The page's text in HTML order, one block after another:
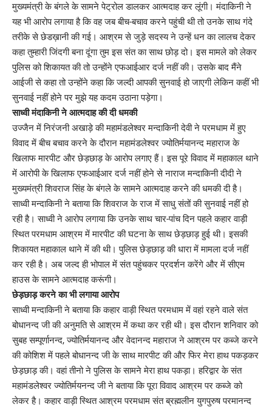
मुख्यमंत्री के बंगले के सामने पेट्रोल डालकर आत्मदाह कर लूंगी। मंदाकिनी ने
यह भी आरोप लगाया है कि वह जब बीच-बचाव करने पहुंची थी तो उनके साथ गंदे
तरीके से छेडख़ानी की गई। आश्रम से जुड़े सदस्य ने उन्हें धन का लालच देकर
कहा तुम्हारी जिंदगी बना दूंगा तुम इस संत का साथ छोड़ दो। इस मामले को लेकर
पुलिस को शिकायत की तो उन्होंने एफआईआर दर्ज नहीं की। उसके बाद मैंने
आईजी से कहा तो उन्होंने कहा कि जल्दी आपकी सुनवाई हो जाएगी लेकिन कहीं भी
सुनवाई नहीं होने पर मुझे यह कदम उठाना पड़ेगा।
साध्वी मंदाकिनी ने आत्मदाह की दी धमकी
उज्जैन में निरंजनी अखाड़े की महामंडलेश्वर मन्दाकिनी देवी ने परमधाम में हुए
विवाद में बीच बचाव करने के दौरान महामंडलेश्वर ज्योतिर्मयानन्द महाराज के
खिलाफ मारपीट और छेड़छाड़ के आरोप लगाए हैं। इस पूरे विवाद में महाकाल थाने
में आरोपी के खिलाफ एफआईआर दर्ज नहीं होने से नाराज मन्दाकिनी दीदी ने
मुख्यमंत्री शिवराज सिंह के बंगले के सामने आत्मदाह करने की धमकी दी है।
साध्वी मन्दाकिनी ने बताया कि शिवराज के राज में साधु संतों की सुनवाई नहीं हो
रही है। साध्वी ने आरोप लगाया कि उनके साथ चार-पांच दिन पहले कहार वाड़ी
स्थित परमधाम आश्रम में मारपीट की घटना के साथ छेड़छाड़ हुई थी। इसकी
शिकायत महाकाल थाने में की थी। पुलिस छेड़छाड़ की धारा में मामला दर्ज नहीं
कर रही है। अब जल्द ही भोपाल में संत पहुंचकर प्रदर्शन करेंगे और में सीएम
हाउस के सामने आत्मदाह करूंगी।
छेड़छाड़ करने का भी लगाया आरोप
साध्वी मन्दाकिनी ने बताया कि कहार वाड़ी स्थित परमधाम में वहां रहने वाले संत
बोधानन्द जी की अनुमति से आश्रम में कथा कर रही थी। इस दौरान शनिवार को
सुबह सम्पूर्णानन्द, ज्योतिर्मयानन्द और वेदानन्द महाराज ने आश्रम पर कब्जे करने
की कोशिश में पहले बोधानन्द जी के साथ मारपीट की और फिर मेरा हाथ पकड़कर
छेड़छाड़ की। वहां तीनो ने पुलिस के सामने मेरा हाथ पकड़ा। हरिद्वार के संत
महामंडलेश्वर ज्योतिर्मयनन्द जी ने बताया कि पूरा विवाद आश्रम पर कब्जे को
लेकर है। कहार वाड़ी स्थित आश्रम परमधाम संत ब्रह्मलीन युगपुरुष परमानन्द